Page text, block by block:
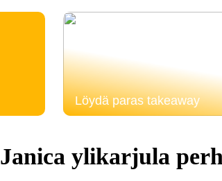
Löydä paras takeaway
Janica ylikarjula